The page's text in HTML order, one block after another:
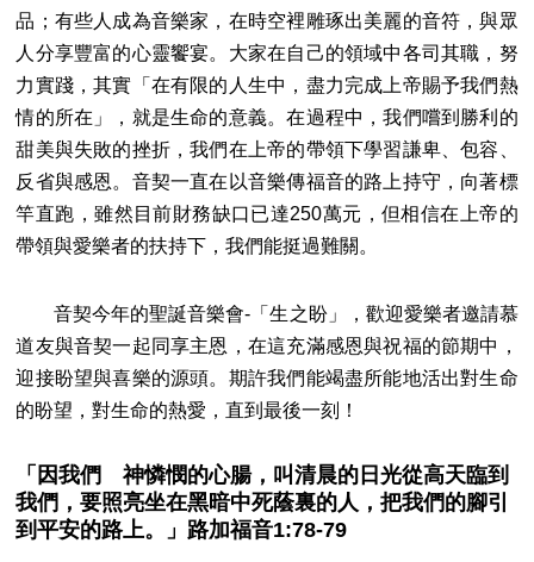
品；有些人成為音樂家，在時空裡雕琢出美麗的音符，與眾
人分享豐富的心靈饗宴。大家在自己的領域中各司其職，努
力實踐，其實「在有限的人生中，盡力完成上帝賜予我們熱
情的所在」，就是生命的意義。在過程中，我們嚐到勝利的
甜美與失敗的挫折，我們在上帝的帶領下學習謙卑、包容、
反省與感恩。音契一直在以音樂傳福音的路上持守，向著標
竿直跑，雖然目前財務缺口已達250萬元，但相信在上帝的
帶領與愛樂者的扶持下，我們能挺過難關。
音契今年的聖誕音樂會-「生之盼」，歡迎愛樂者邀請慕
道友與音契一起同享主恩，在這充滿感恩與祝福的節期中，
迎接盼望與喜樂的源頭。期許我們能竭盡所能地活出對生命
的盼望，對生命的熱愛，直到最後一刻！
「因我們 神憐憫的心腸，叫清晨的日光從高天臨到
我們，要照亮坐在黑暗中死蔭裏的人，把我們的腳引
到平安的路上。」路加福音1:78-79